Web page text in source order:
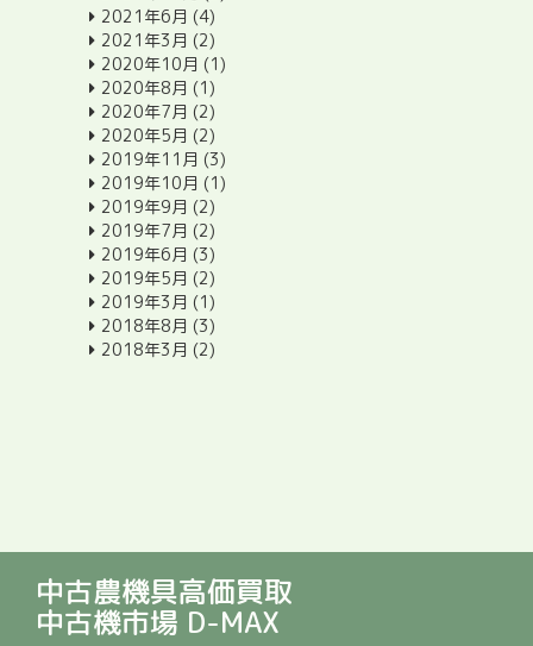
2021年6月 (4)
2021年3月 (2)
2020年10月 (1)
2020年8月 (1)
2020年7月 (2)
2020年5月 (2)
2019年11月 (3)
2019年10月 (1)
2019年9月 (2)
2019年7月 (2)
2019年6月 (3)
2019年5月 (2)
2019年3月 (1)
2018年8月 (3)
2018年3月 (2)
中古農機具高価買取
中古機市場 D-MAX